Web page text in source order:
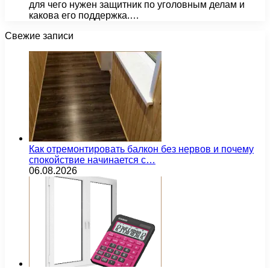
для чего нужен защитник по уголовным делам и
какова его поддержка.…
Свежие записи
Как отремонтировать балкон без нервов и почему
спокойствие начинается с…
06.08.2026